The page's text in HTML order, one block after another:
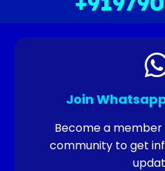
Join
Become a
community to get